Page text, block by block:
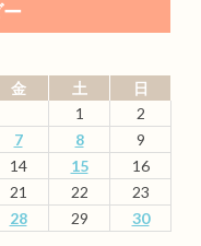
金 土
日
1
2
7 8
9
14 15
16
21 22
23
28 29 30